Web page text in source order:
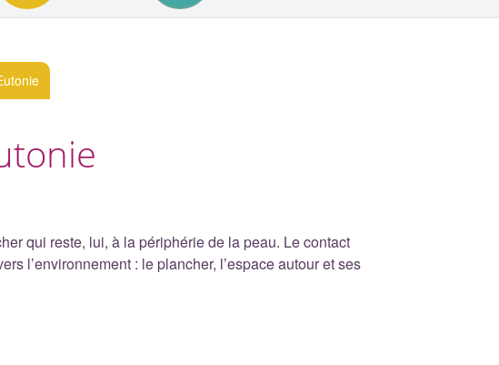
qui reste, lui, à la périphérie de la peau. Le contact
l’environnement : le plancher, l’espace autour et ses